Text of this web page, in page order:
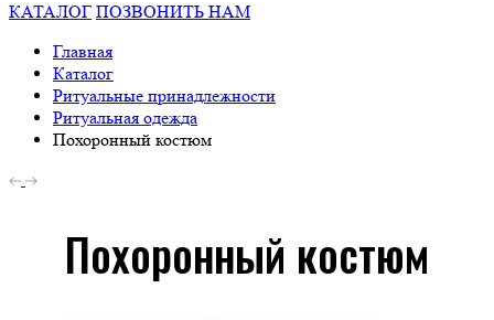
КАТАЛОГ ПОЗВОНИТЬ НАМ
Главная
Каталог
Ритуальные принадлежности
Ритуальная одежда
Похоронный костюм
Похоронный костюм